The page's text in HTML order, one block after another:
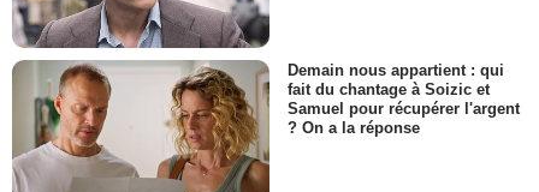
Demain nous appartient : qui
fait du chantage à Soizic et
Samuel pour récupérer l'argent
? On a la réponse